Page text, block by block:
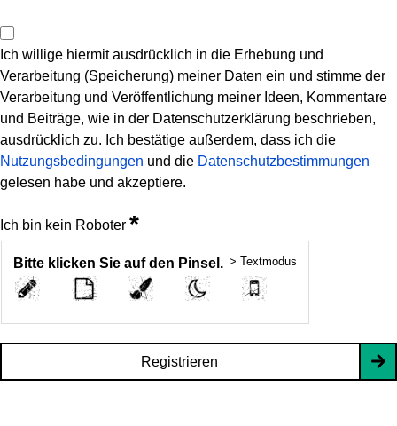
Ich willige hiermit ausdrücklich in die Erhebung und
Verarbeitung (Speicherung) meiner Daten ein und stimme der
Verarbeitung und Veröffentlichung meiner Ideen, Kommentare
und Beiträge, wie in der Datenschutzerklärung beschrieben,
ausdrücklich zu. Ich bestätige außerdem, dass ich die
Nutzungsbedingungen und die Datenschutzbestimmungen
gelesen habe und akzeptiere.
Ich bin kein Roboter *
Bitte klicken Sie auf den Pinsel. > Textmodus
Registrieren